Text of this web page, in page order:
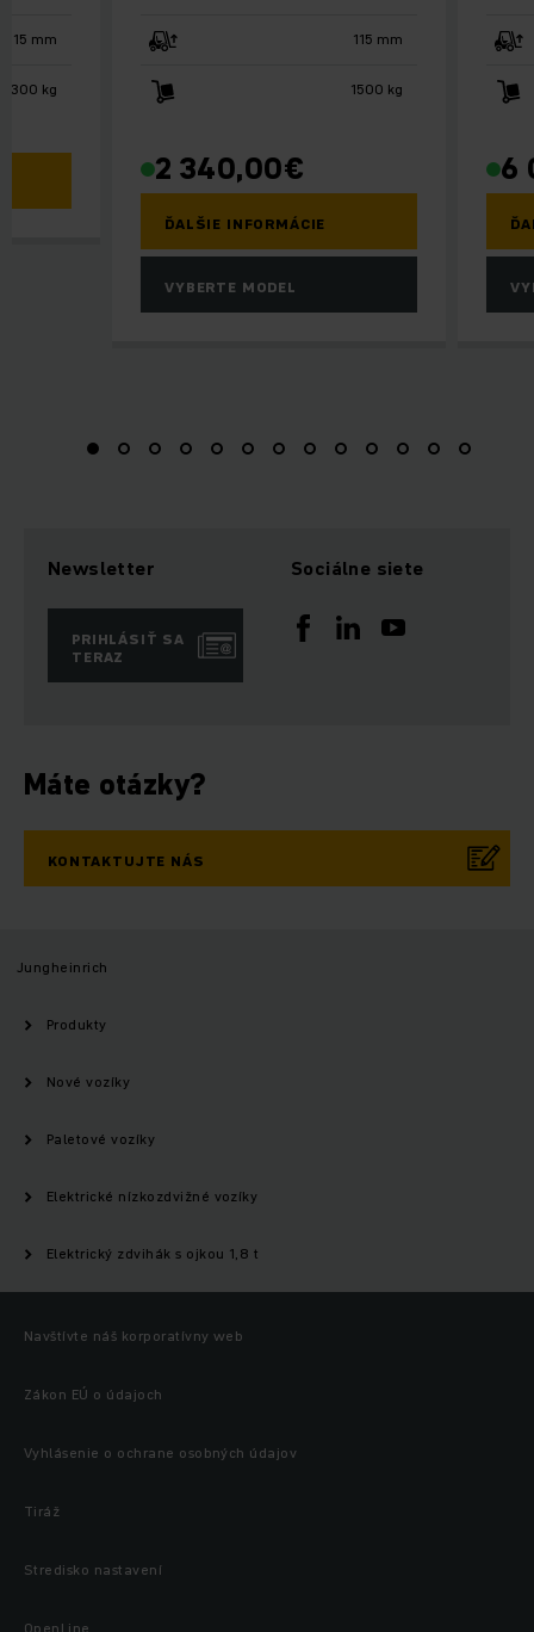
115 mm
1500 kg
€
2 340,00
ĎALŠIE INFORMÁCIE
VYBERTE MODEL
6
115 mm
3300 kg
Newsletter
PRIHLÁSIŤ SA
TERAZ
Sociálne siete
Máte otázky?
KONTAKTUJTE NÁS
Jungheinrich
Produkty
Nové vozíky
Paletové vozíky
Elektrické nízkozdvižné vozíky
Elektrický zdvihák s ojkou 1,8 t
Navštívte náš korporatívny web
Zákon EÚ o údajoch
Vyhlásenie o ochrane osobných údajov
Tiráž
Stredisko nastavení
OpenLine